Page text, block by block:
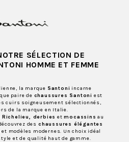
SÉLECTION DE
HOMME ET FEMME
la marque Santoni incarne
paire de chaussures Santoni est
cuirs soigneusement sélectionnés,
de la marque en Italie.
Richelieu, derbies etmocassins au
des chaussures élégantes
modèles modernes. Un choix idéal
et de qualité haut de gamme.